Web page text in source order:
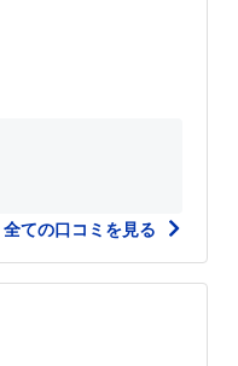
全ての口コミを見る